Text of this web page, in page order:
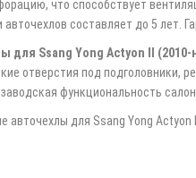
что способствует
составляет до 5 лет.
для Ssang Yong Actyon II
отверстия под
заводская функциональность
авточехлы для Ssang Yong